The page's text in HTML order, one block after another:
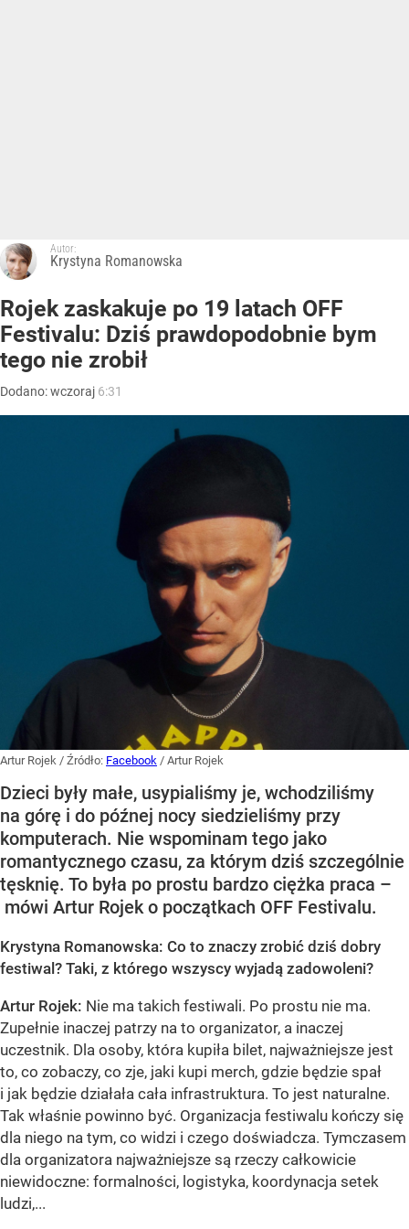
Autor:
Krystyna Romanowska
Rojek zaskakuje po 19 latach OFF
Festivalu: Dziś prawdopodobnie bym
tego nie zrobił
Dodano:wczoraj 6:31
Artur Rojek / Źródło: Facebook / Artur Rojek
Dzieci były małe, usypialiśmy je, wchodziliśmy
na górę i do późnej nocy siedzieliśmy przy
komputerach. Nie wspominam tego jako
romantycznego czasu, za którym dziś szczególnie
tęsknię. To była po prostu bardzo ciężka praca –
mówi Artur Rojek o początkach OFF Festivalu.
Krystyna Romanowska: Co to znaczy zrobić dziś dobry
festiwal? Taki, z którego wszyscy wyjadą zadowoleni?
Artur Rojek: Nie ma takich festiwali. Po prostu nie ma.
Zupełnie inaczej patrzy na to organizator, a inaczej
uczestnik. Dla osoby, która kupiła bilet, najważniejsze jest
to, co zobaczy, co zje, jaki kupi merch, gdzie będzie spał
i jak będzie działała cała infrastruktura. To jest naturalne.
Tak właśnie powinno być. Organizacja festiwalu kończy się
dla niego na tym, co widzi i czego doświadcza. Tymczasem
dla organizatora najważniejsze są rzeczy całkowicie
niewidoczne: formalności, logistyka, koordynacja setek
ludzi,...